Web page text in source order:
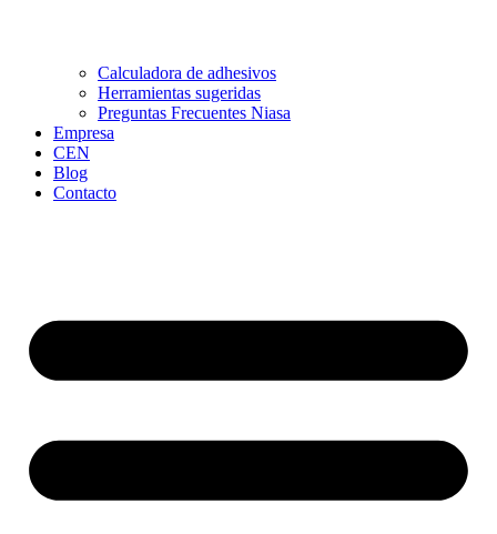
Calculadora de adhesivos
Herramientas sugeridas
Preguntas Frecuentes Niasa
Empresa
CEN
Blog
Contacto